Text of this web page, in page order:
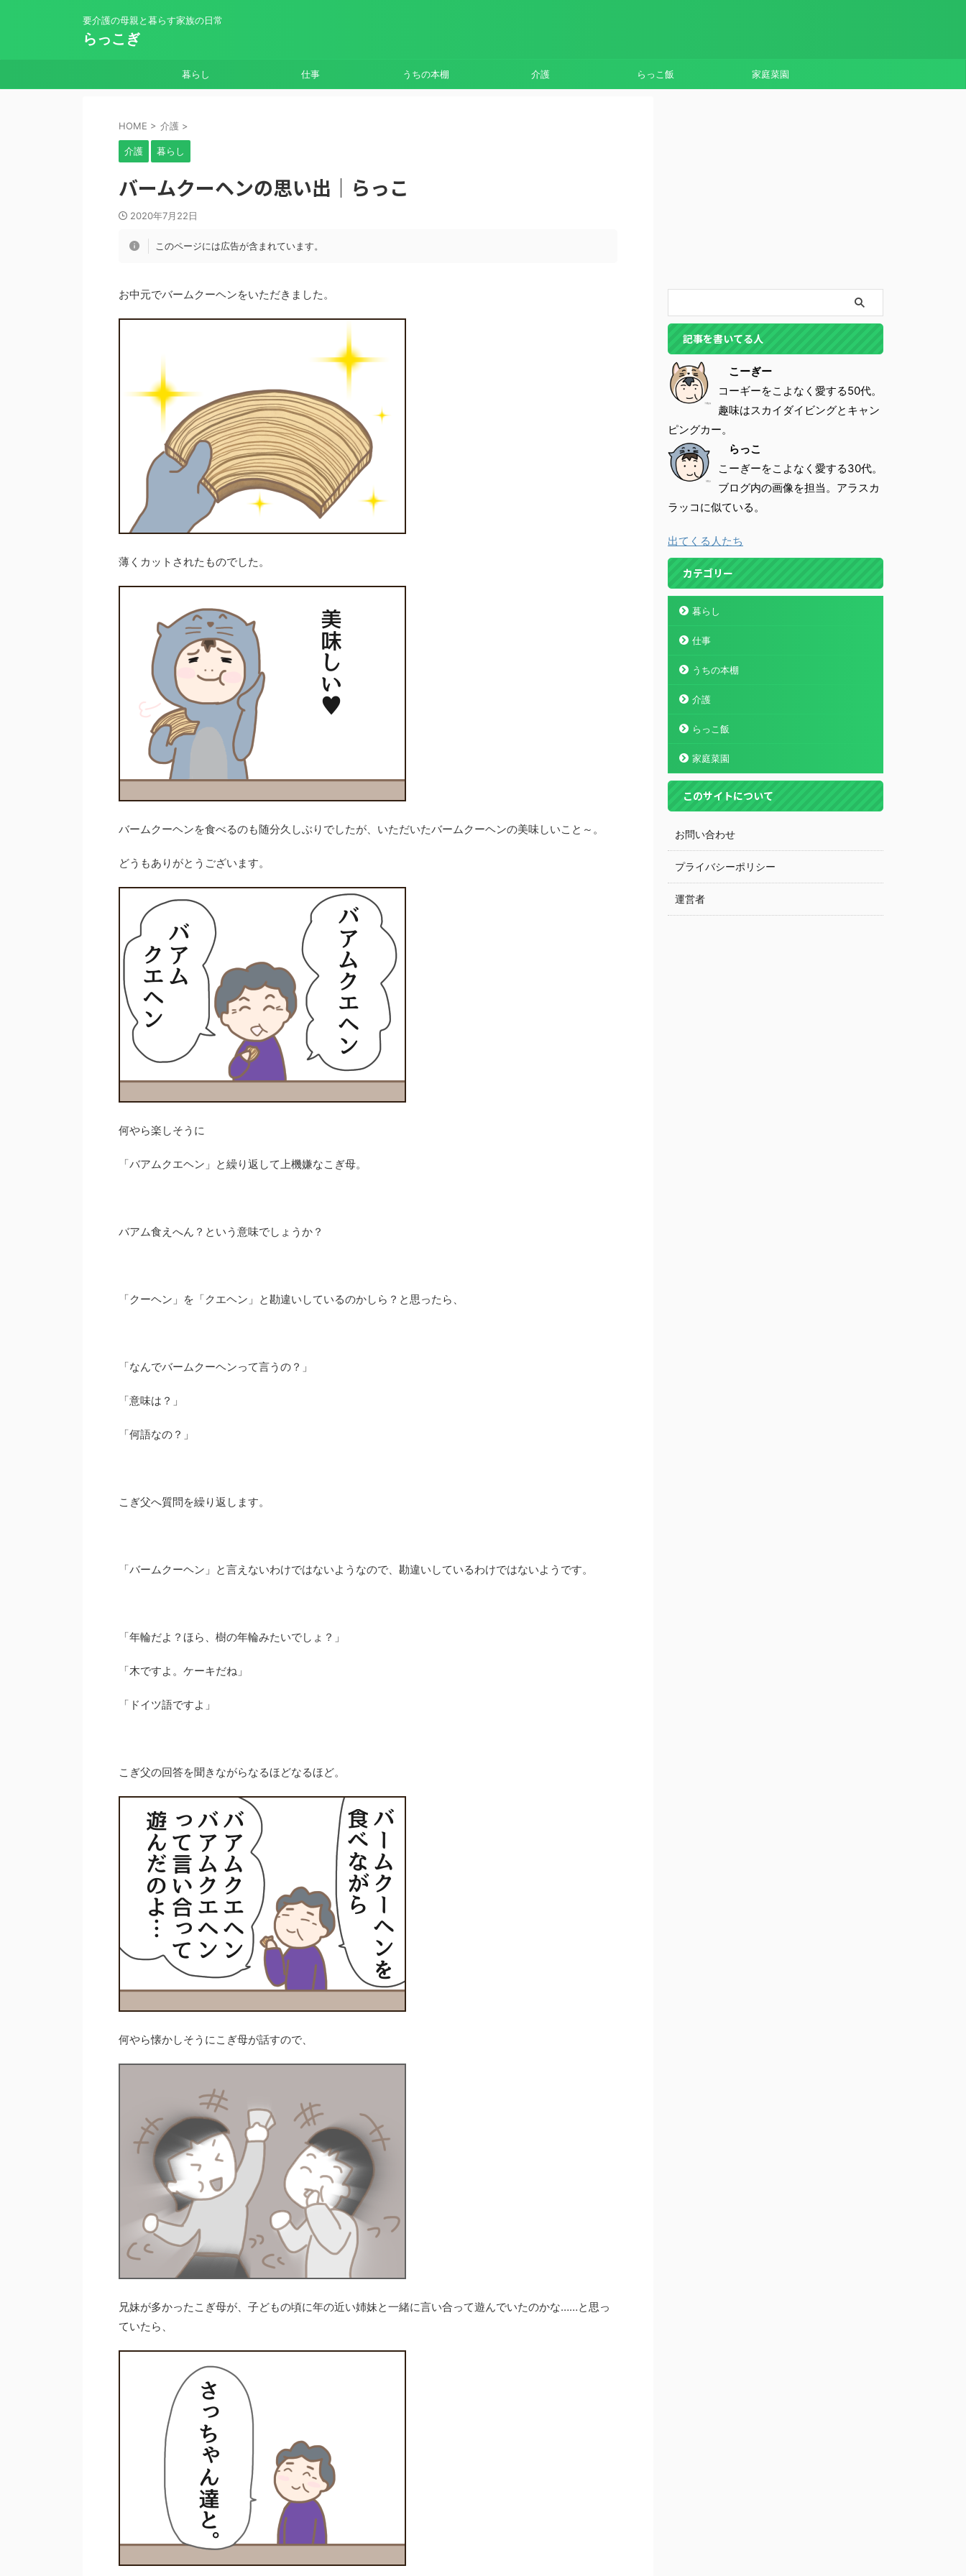
要介護の母親と暮らす家族の日常
らっこぎ
暮らし 仕事 うちの本棚 介護 らっこ飯 家庭菜園
HOME > 介護 >
介護 暮らし
バームクーヘンの思い出｜らっこ
2020年7月22日
このページには広告が含まれています。
お中元でバームクーヘンをいただきました。
薄くカットされたものでした。
バームクーヘンを食べるのも随分久しぶりでしたが、いただいたバームクーヘンの美味しいこと～。
どうもありがとうございます。
何やら楽しそうに
「バアムクエヘン」と繰り返して上機嫌なこぎ母。
バアム食えへん？という意味でしょうか？
「クーヘン」を「クエヘン」と勘違いしているのかしら？と思ったら、
「なんでバームクーヘンって言うの？」
「意味は？」
「何語なの？」
こぎ父へ質問を繰り返します。
「バームクーヘン」と言えないわけではないようなので、勘違いしているわけではないようです。
「年輪だよ？ほら、樹の年輪みたいでしょ？」
「木ですよ。ケーキだね」
「ドイツ語ですよ」
こぎ父の回答を聞きながらなるほどなるほど。
何やら懐かしそうにこぎ母が話すので、
兄妹が多かったこぎ母が、子どもの頃に年の近い姉妹と一緒に言い合って遊んでいたのかな……と思っ
ていたら、
記事を書いてる人
こーぎー
コーギーをこよなく愛する50代。
趣味はスカイダイビングとキャン
ピングカー。
らっこ
こーぎーをこよなく愛する30代。
ブログ内の画像を担当。アラスカ
ラッコに似ている。
出てくる人たち
カテゴリー
暮らし
仕事
うちの本棚
介護
らっこ飯
家庭菜園
このサイトについて
お問い合わせ
プライバシーポリシー
運営者